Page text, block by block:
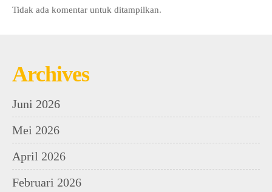
Tidak ada komentar untuk ditampilkan.
Archives
Juni 2026
Mei 2026
April 2026
Februari 2026